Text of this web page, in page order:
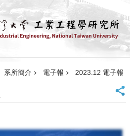
系所簡介 電子報 2023.12 電子報